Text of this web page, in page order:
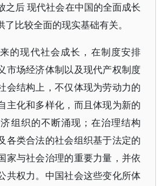
之后 现代社会在中国的全面成长
比较全面的现实基础有关。
的现代社会成长，在制度安排
市场经济体制以及现代产权制度
会结构上，不仅体现为劳动力的
主化和多样化，而且体现为新的
组织的不断涌现；在治理结构
各类合法的社会组织基于法定的
家与社会治理的重要力量，并依
共权力。中国社会这些变化所体